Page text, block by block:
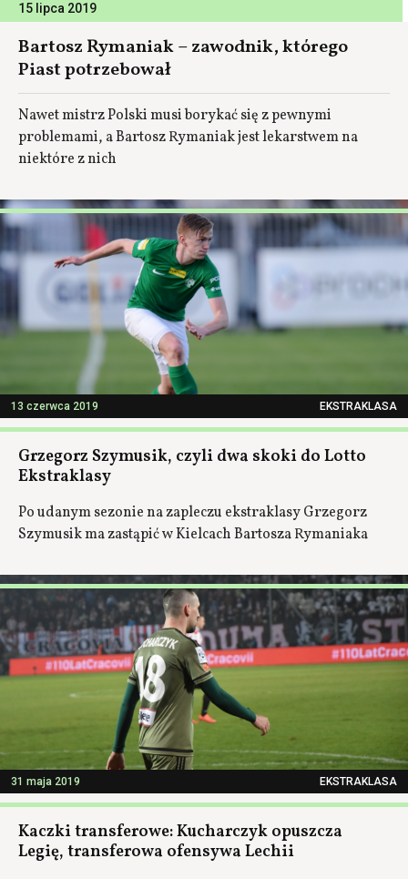
15 lipca 2019
Bartosz Rymaniak – zawodnik, którego
Piast potrzebował
Nawet mistrz Polski musi borykać się z pewnymi
problemami, a Bartosz Rymaniak jest lekarstwem na
niektóre z nich
13 czerwca 2019 EKSTRAKLASA
Grzegorz Szymusik, czyli dwa skoki do Lotto
Ekstraklasy
Po udanym sezonie na zapleczu ekstraklasy Grzegorz
Szymusik ma zastąpić w Kielcach Bartosza Rymaniaka
31 maja 2019 EKSTRAKLASA
Kaczki transferowe: Kucharczyk opuszcza
Legię, transferowa ofensywa Lechii